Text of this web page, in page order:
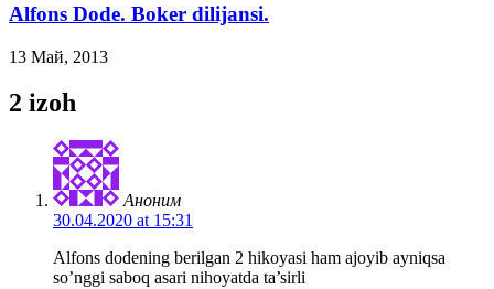
Alfons Dode. Boker dilijansi.
13 Май, 2013
2 izoh
Аноним
30.04.2020 at 15:31
Alfons dodening berilgan 2 hikoyasi ham ajoyib ayniqsa
so’nggi saboq asari nihoyatda ta’sirli